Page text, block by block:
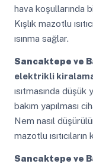
hava koşullarında
Kışlık mazotlu
ısınma sağlar.
Sancaktepe ve
elektrikli
ısıtmasında
bakım yapılması
Nem nasıl
mazotlu ısıtıcıların
Sancaktepe ve